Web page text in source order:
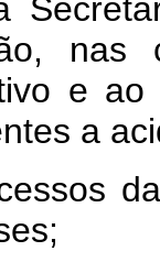
nas
e
a